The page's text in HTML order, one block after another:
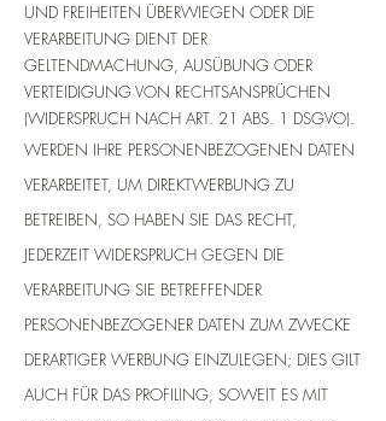
UND FREIHEITEN ÜBERWIEGEN ODER DIE
VERARBEITUNG DIENT DER
GELTENDMACHUNG, AUSÜBUNG ODER
VERTEIDIGUNG VON RECHTSANSPRÜCHEN
(WIDERSPRUCH NACH ART. 21 ABS. 1 DSGVO).
WERDEN IHRE PERSONENBEZOGENEN DATEN
VERARBEITET, UM DIREKTWERBUNG ZU
BETREIBEN, SO HABEN SIE DAS RECHT,
JEDERZEIT WIDERSPRUCH GEGEN DIE
VERARBEITUNG SIE BETREFFENDER
PERSONENBEZOGENER DATEN ZUM ZWECKE
DERARTIGER WERBUNG EINZULEGEN; DIES GILT
AUCH FÜR DAS PROFILING, SOWEIT ES MIT